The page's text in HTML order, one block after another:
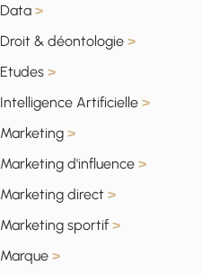
Data >
Droit & déontologie >
Etudes >
Intelligence Artificielle >
Marketing >
Marketing d'influence >
Marketing direct >
Marketing sportif >
Marque >